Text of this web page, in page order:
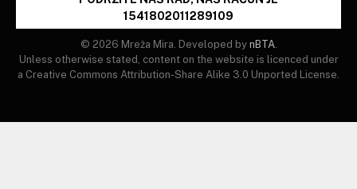
1541802011289109
© 2026 Mreža Mira. Developed by nBTA.
Unless otherwise stated, content on the website is licenced under
a Creative Commons Attribution-Share Alike 3.0 Unported License.